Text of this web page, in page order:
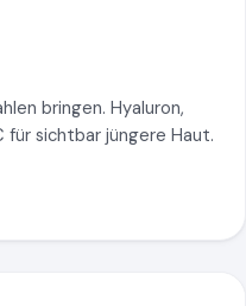
bringen. Hyaluron,
sichtbar jüngere Haut.